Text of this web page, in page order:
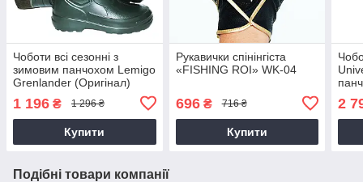
Чоботи всі сезонні з
зимовим панчохом Lemigo
Grenlander (Оригінал)
1 196 ₴ 1 296 ₴
Купити
Рукавички спінінгіста
«FISHING ROI» WK-04
696₴ 716 ₴
Купити
2
Подібні товари компанії